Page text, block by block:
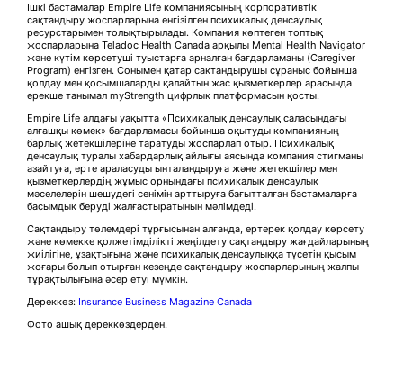
Ішкі бастамалар Empire Life компаниясының корпоративтік
сақтандыру жоспарларына енгізілген психикалық денсаулық
ресурстарымен толықтырылады. Компания көптеген топтық
жоспарларына Teladoc Health Canada арқылы Mental Health Navigator
және күтім көрсетуші туыстарға арналған бағдарламаны (Caregiver
Program) енгізген. Сонымен қатар сақтандырушы сұраныс бойынша
қолдау мен қосымшаларды қалайтын жас қызметкерлер арасында
ерекше танымал myStrength цифрлық платформасын қосты.
Empire Life алдағы уақытта «Психикалық денсаулық саласындағы
алғашқы көмек» бағдарламасы бойынша оқытуды компанияның
барлық жетекшілеріне таратуды жоспарлап отыр. Психикалық
денсаулық туралы хабардарлық айлығы аясында компания стигманы
азайтуға, ерте араласуды ынталандыруға және жетекшілер мен
қызметкерлердің жұмыс орнындағы психикалық денсаулық
мәселелерін шешудегі сенімін арттыруға бағытталған бастамаларға
басымдық беруді жалғастыратынын мәлімдеді.
Сақтандыру төлемдері тұрғысынан алғанда, ертерек қолдау көрсету
және көмекке қолжетімділікті жеңілдету сақтандыру жағдайларының
жиілігіне, ұзақтығына және психикалық денсаулыққа түсетін қысым
жоғары болып отырған кезеңде сақтандыру жоспарларының жалпы
тұрақтылығына әсер етуі мүмкін.
Дереккөз: Insurance Business Magazine Canada
Фото ашық дереккөздерден.